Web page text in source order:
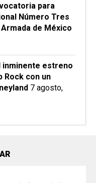
para
Número Tres
de México
inminente estreno
Rock con un
7 agosto,